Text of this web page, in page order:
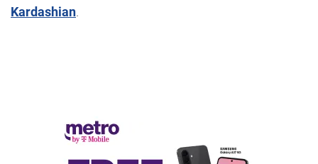
Kardashian.